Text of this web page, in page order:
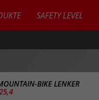
SAFETY LEVEL
BIKE LENKER